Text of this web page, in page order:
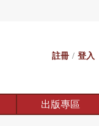
註冊 / 登入
出版專區